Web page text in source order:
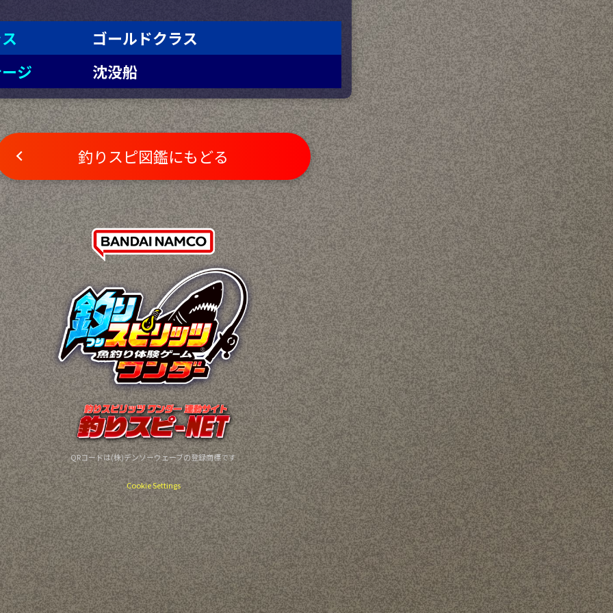
ゴールドクラス
ジ
沈没船
釣りスピ図鑑にもどる
QRコードは(株)デンソーウェーブの登録商標です
Cookie Settings